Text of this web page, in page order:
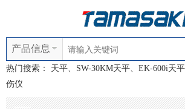
产品信息
热门搜索：
天平、SW-30KM天平、EK-600i天
伤仪